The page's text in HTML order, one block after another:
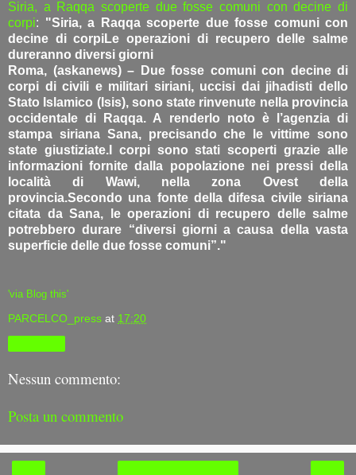
Siria, a Raqqa scoperte due fosse comuni con decine di
corpi: "Siria, a Raqqa scoperte due fosse comuni con
decine di corpiLe operazioni di recupero delle salme
dureranno diversi giorni
Roma, (askanews) – Due fosse comuni con decine di
corpi di civili e militari siriani, uccisi dai jihadisti dello
Stato Islamico (Isis), sono state rinvenute nella provincia
occidentale di Raqqa. A renderlo noto è l’agenzia di
stampa siriana Sana, precisando che le vittime sono
state giustiziate.I corpi sono stati scoperti grazie alle
informazioni fornite dalla popolazione nei pressi della
località di Wawi, nella zona Ovest della
provincia.Secondo una fonte della difesa civile siriana
citata da Sana, le operazioni di recupero delle salme
potrebbero durare “diversi giorni a causa della vasta
superficie delle due fosse comuni”."
'via Blog this'
PARCELCO_press at 17:20
Nessun commento:
Posta un commento